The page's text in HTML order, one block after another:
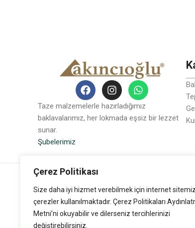
Çerez Politikası
Size daha iyi hizmet verebilmek için internet
çerezler kullanılmaktadır. Çerez Politikaları
Metni’ni okuyabilir ve dilerseniz tercihlerinizi
değiştirebilirsiniz.
Taze malzemelerle hazırladığımız
baklavalarımız, her lokmada eşsiz bir lezzet
sunar.
Şubelerimiz
Akıncıoğlu Baklava © 2024